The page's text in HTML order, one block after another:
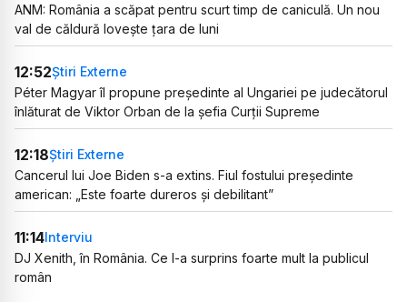
ANM: România a scăpat pentru scurt timp de caniculă. Un nou
val de căldură lovește țara de luni
12:52Știri Externe
Péter Magyar îl propune președinte al Ungariei pe judecătorul
înlăturat de Viktor Orban de la șefia Curții Supreme
12:18Știri Externe
Cancerul lui Joe Biden s-a extins. Fiul fostului președinte
american: „Este foarte dureros și debilitant”
11:14 Interviu
DJ Xenith, în România. Ce l-a surprins foarte mult la publicul
român